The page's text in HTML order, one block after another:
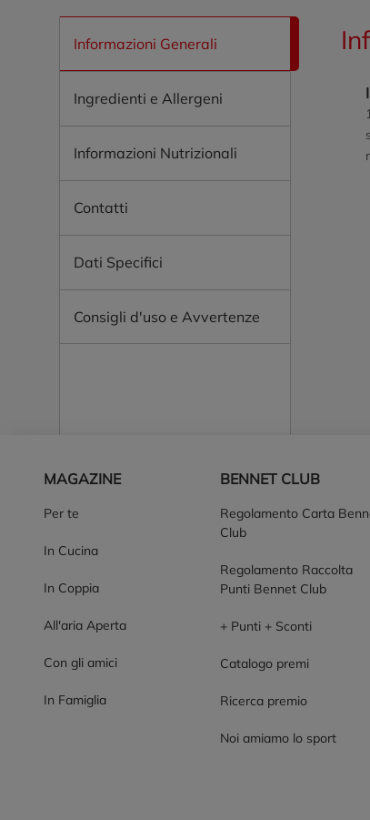
Informazioni Generali
Ingredienti e Allergeni
Informazioni Nutrizionali
Contatti
Dati Specifici
Consigli d'uso e Avvertenze
MAGAZINE
Per te
In Cucina
In Coppia
All'aria Aperta
Con gli amici
In Famiglia
BENNET CLUB
Regolamento Carta
Club
Regolamento Raccolta
Punti Bennet Club
+ Punti + Sconti
Catalogo premi
Ricerca premio
Noi amiamo lo sport